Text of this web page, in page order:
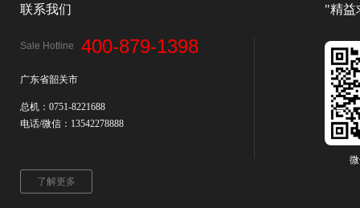
联系我们 "精益
了解更多
Sale Hotline
广东省韶关市
总机：0751-8221688
电话/微信：13542278888
400-879-1398